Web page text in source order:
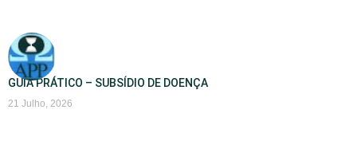
GUIA PRÁTICO – SUBSÍDIO DE DOENÇA
21 Julho, 2026